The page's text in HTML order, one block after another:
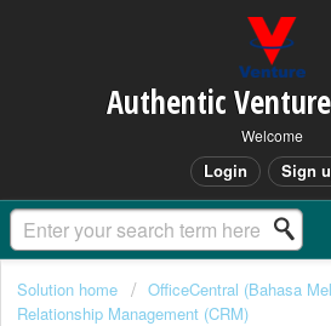
Authentic
Welcome
Login Sign
Solution home OfficeCentral (Bahasa
Relationship Management (CRM)